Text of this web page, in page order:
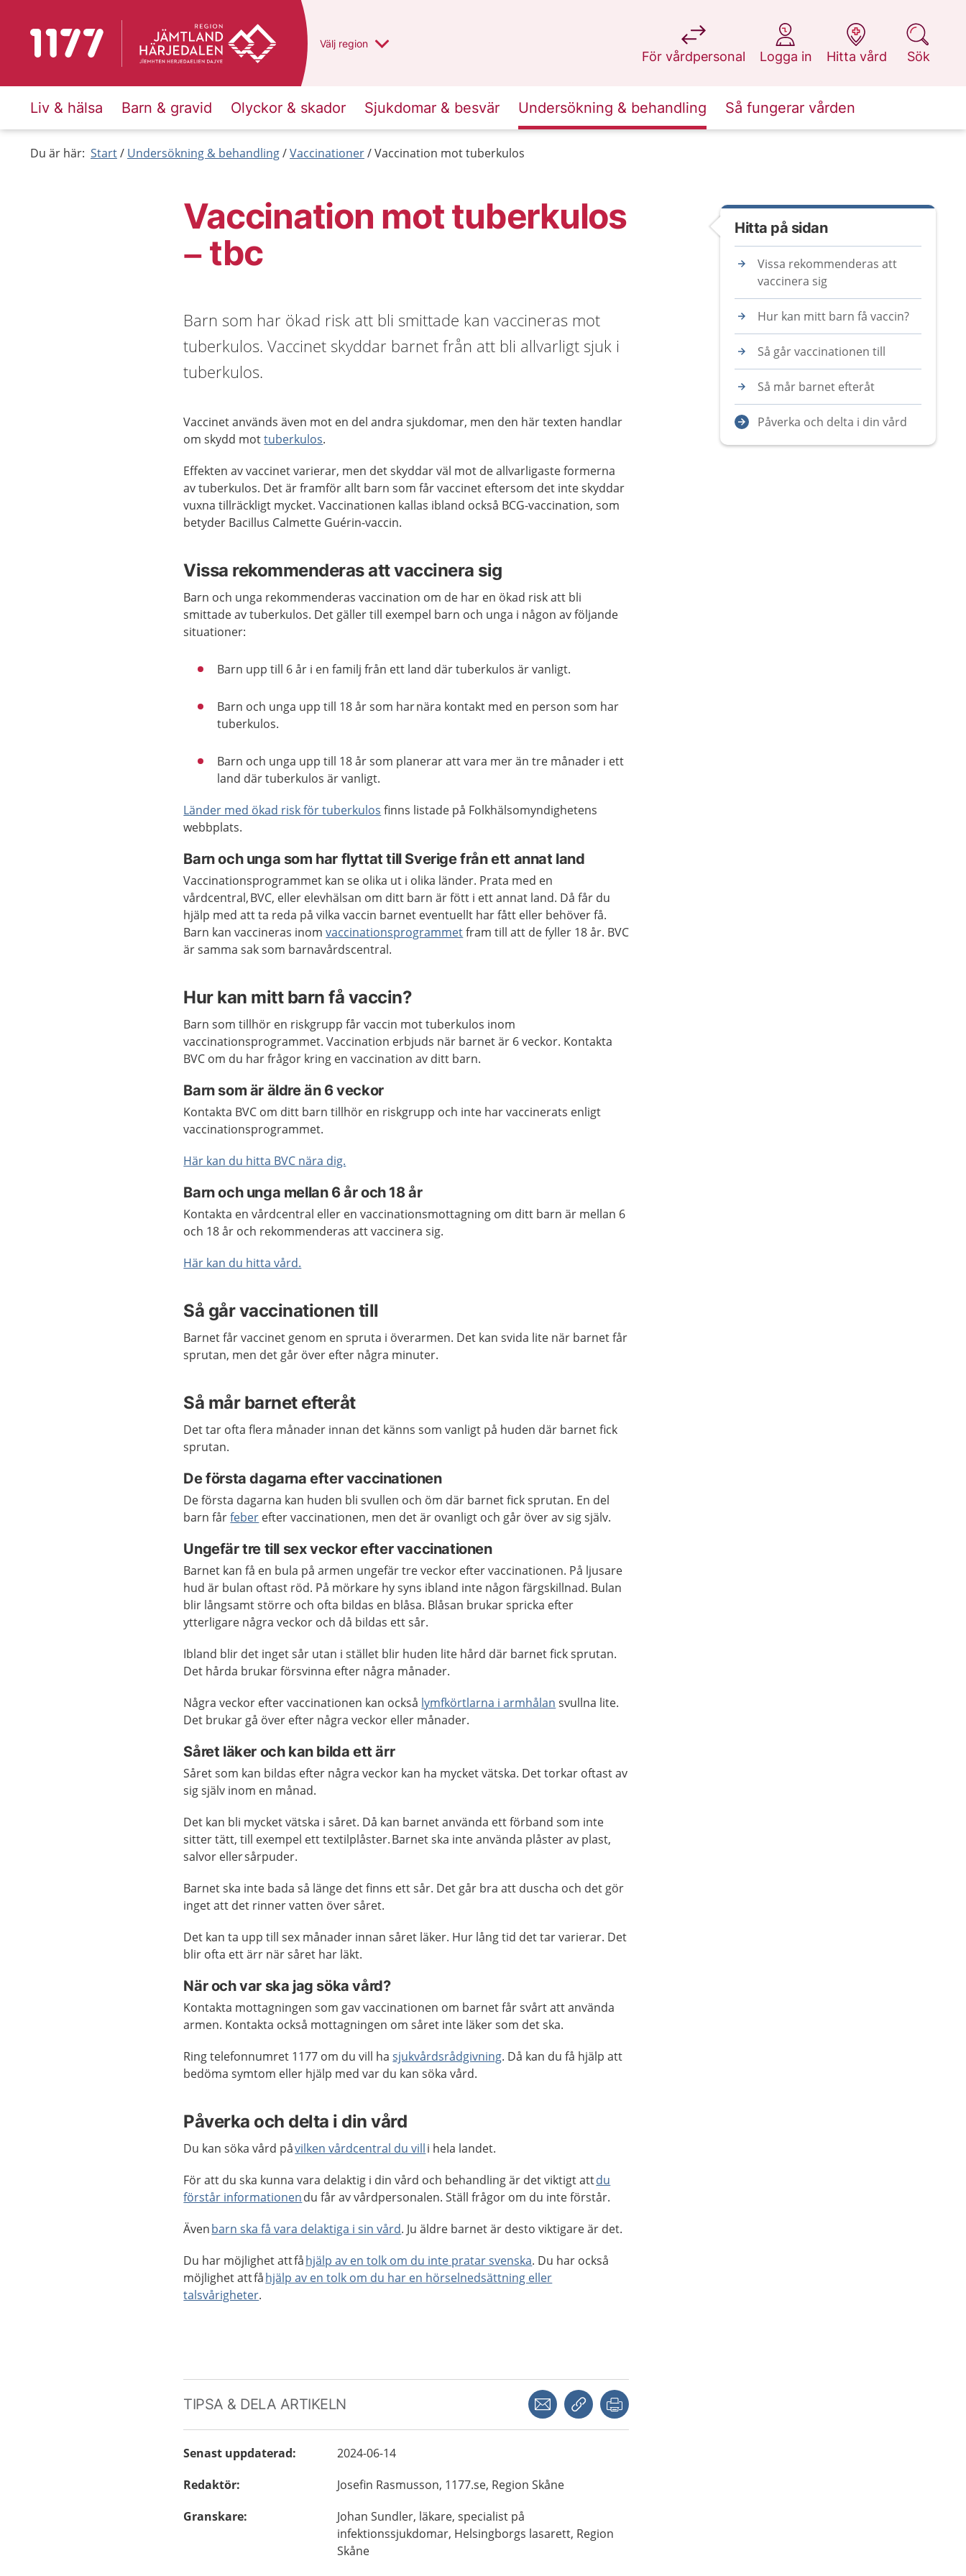
Till startsidan för 1177 Du har valt region
Välj en annan
region
För vårdpersonal
på 1177.se
Logga in
på 1177.se
Hitta vård
på 1177.se
Sök
på 1177.se
Liv & hälsa Barn & gravid Olyckor & skador Sjukdomar & besvär Undersökning & behandling Så fungerar vården
Du är här: Start Undersökning & behandling Vaccinationer Vaccination mot tuberkulos
Vaccination mot tuberkulos
– tbc
Barn som har ökad risk att bli smittade kan vaccineras mot
tuberkulos. Vaccinet skyddar barnet från att bli allvarligt sjuk i
tuberkulos.
Vaccinet används även mot en del andra sjukdomar, men den här texten handlar
om skydd mottuberkulos.
Effekten av vaccinetvarierar, men det skyddar väl mot de allvarligaste formerna
av tuberkulos. Det är framför allt barn som får vaccinet eftersom det inte skyddar
vuxna tillräckligt mycket. Vaccinationen kallas ibland också BCG-vaccination, som
betyder Bacillus Calmette Guérin-vaccin.
Vissa rekommenderas att vaccinera sig
Barn och unga rekommenderas vaccination om de har en ökad risk att bli
smittade av tuberkulos. Det gäller till exempel barn och unga i någon av följande
situationer:
Barn upp till 6 år i en familj från ett land där tuberkulos är vanligt.
Barn och unga upp till 18 år som har nära kontakt med en person som har
tuberkulos.
Barn och unga upp till 18 år som planerar att vara mer än tre månader i ett
land där tuberkulos är vanligt.
Länder med ökad risk för tuberkulos finns listade på Folkhälsomyndighetens
webbplats.
Barn och unga som har flyttat till Sverige från ett annat land
Vaccinationsprogrammet kan se olika ut i olika länder. Prata med en
vårdcentral,BVC, eller elevhälsan om ditt barn är fött i ett annat land. Då får du
hjälp med att ta reda på vilka vaccin barnet eventuellt har fått eller behöver få.
Barn kan vaccineras inomvaccinationsprogrammetfram till att de fyller 18 år. BVC
är samma sak som barnavårdscentral.
Hur kan mitt barn få vaccin?
Barn som tillhör en riskgrupp får vaccin mot tuberkulos inom
vaccinationsprogrammet. Vaccination erbjuds när barnet är 6 veckor. Kontakta
BVC om du har frågor kring en vaccination av ditt barn.
Barn som är äldre än 6 veckor
Kontakta BVC om ditt barn tillhör en riskgrupp och inte har vaccinerats enligt
vaccinationsprogrammet.
Här kan du hitta BVC nära dig.
Barn och unga mellan 6 år och 18 år
Kontakta en vårdcentral eller en vaccinationsmottagning om ditt barn är mellan 6
och 18 år och rekommenderas att vaccinera sig.
Här kan du hitta vård.
Så går vaccinationen till
Barnet får vaccinet genom en spruta i överarmen. Det kan svida lite när barnetfår
sprutan, men det går över efter några minuter.
Så mår barnet efteråt
Det tar ofta flera månader innan det känns som vanligt på huden där barnet fick
sprutan.
De första dagarna efter vaccinationen
De första dagarna kan huden bli svullen och öm där barnet fick sprutan. En del
barn fårfeber efter vaccinationen, men det är ovanligt och går över av sig själv.
Ungefär tre till sex veckor efter vaccinationen
Barnet kan få en bula på armen ungefär tre veckor efter vaccinationen. På ljusare
hud är bulan oftast röd. På mörkare hy syns ibland inte någon färgskillnad. Bulan
blir långsamt större och ofta bildas en blåsa. Blåsan brukar spricka efter
ytterligare några veckor och då bildas ett sår.
Ibland blir det inget sår utan i stället blir huden lite hård där barnet fick sprutan.
Det hårda brukar försvinna efter några månader.
Några veckor efter vaccinationen kan också lymfkörtlarna i armhålan svullna lite.
Det brukar gå över efter några veckor eller månader.
Såret läker och kan bilda ett ärr
Såret som kan bildas efter några veckor kan ha mycket vätska. Det torkar oftast av
sig själv inom en månad.
Det kan bli mycket vätska i såret. Då kan barnet använda ett förband som inte
sitter tätt, till exempel ett textilplåster. Barnet ska inte använda plåster av plast,
salvor ellersårpuder.
Barnet ska inte bada så länge det finns ett sår. Det går bra att duscha och det gör
inget att det rinner vatten över såret.
Det kan ta upp till sex månader innan såret läker. Hur lång tid det tar varierar. Det
blir ofta ett ärr när såret har läkt.
När och var ska jag söka vård?
Kontakta mottagningen som gav vaccinationen om barnet får svårt att använda
armen. Kontakta också mottagningen om såret inte läker som det ska.
Ring telefonnumret 1177 om du vill hasjukvårdsrådgivning. Då kan du få hjälp att
bedöma symtom eller hjälp med var du kan söka vård.
Påverka och delta i din vård
Du kan söka vård påvilken vårdcentral du villi hela landet.
För att du ska kunna vara delaktig i din vård och behandling är det viktigt attdu
förstår informationendu får av vårdpersonalen. Ställ frågor om du inte förstår.
Ävenbarn ska få vara delaktiga i sin vård. Ju äldre barnet är desto viktigare är det.
Du har möjlighet att fåhjälp av en tolk om du inte pratar svenska. Du har också
möjlighet att fåhjälp av en tolk om du har en hörselnedsättning eller
talsvårigheter.
TIPSA & DELA ARTIKELN Dela via mejlKopiera länk
Senast uppdaterad:
2024-06-14
Redaktör: Josefin Rasmusson, 1177.se, Region Skåne
Granskare: Johan Sundler, läkare, specialist på
infektionssjukdomar, Helsingborgs lasarett, Region
Skåne
Hitta på sidan
Vissa rekommenderas att
vaccinera sig
Hur kan mitt barn få vaccin?
Så går vaccinationen till
Så mår barnet efteråt
Påverka och delta i din vård